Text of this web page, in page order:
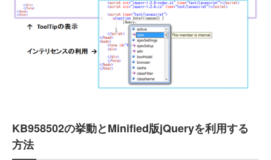
KB958502の挙動とMinified版jQueryを利用する
方法